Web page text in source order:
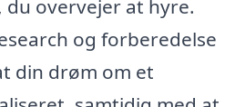
overvejer at hyre.
og forberedelse
din drøm om et